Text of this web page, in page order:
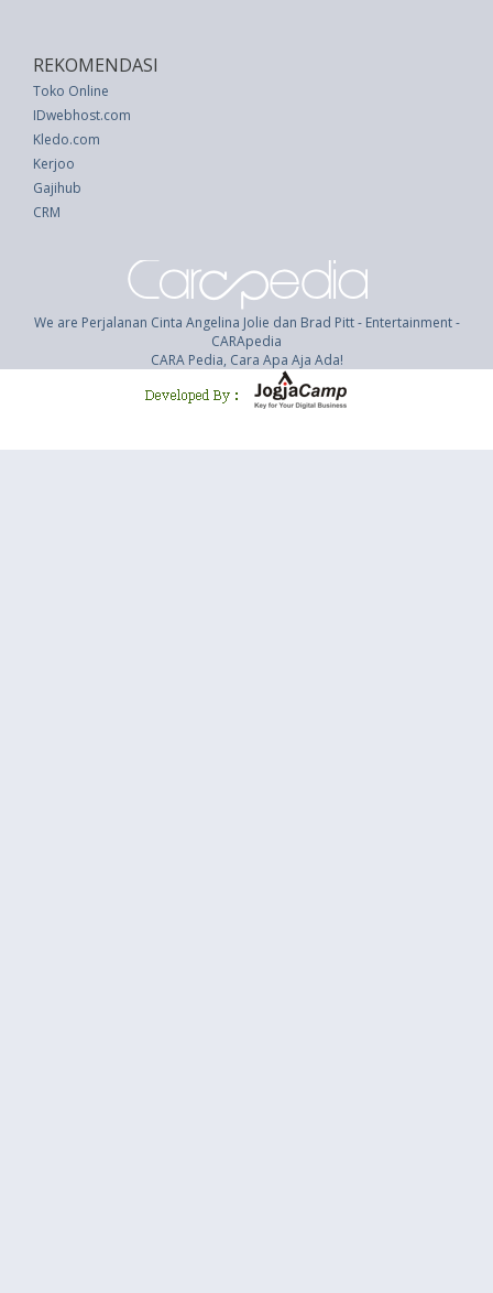
REKOMENDASI
Toko Online
IDwebhost.com
Kledo.com
Kerjoo
Gajihub
CRM
We are Perjalanan Cinta Angelina Jolie dan Brad Pitt - Entertainment -
CARApedia
CARA Pedia, Cara Apa Aja Ada!